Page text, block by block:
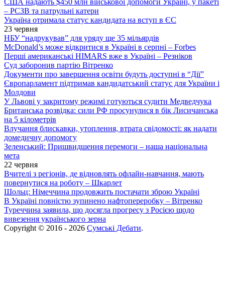
США надають $450 млн військової допомоги Україні, у пакеті
– РСЗВ та патрульні катери
Україна отримала статус кандидата на вступ в ЄС
23 червня
НБУ “надрукував” для уряду ще 35 мільярдів
McDonald’s може відкритися в Україні в серпні – Forbes
Перші американські HIMARS вже в Україні – Резніков
Суд заборонив партію Вітренко
Документи про завершення освіти будуть доступні в “Дії”
Європарламент підтримав кандидатський статус для України і
Молдови
У Львові у закритому режимі готуються судити Медведчука
Британська розвідка: сили РФ просунулися в бік Лисичанська
на 5 кілометрів
Влучання блискавки, утоплення, втрата свідомості: як надати
домедичну допомогу
Зеленський: Пришвидшення перемоги – наша національна
мета
22 червня
Вчителі з регіонів, де відновлять офлайн-навчання, мають
повернутися на роботу – Шкарлет
Шольц: Німеччина продовжить постачати зброю Україні
В Україні повністю зупинено нафтопереробку – Вітренко
Туреччина заявила, що досягла прогресу з Росією щодо
вивезення українського зерна
Copyright © 2016 - 2026 Сумські Дебати.